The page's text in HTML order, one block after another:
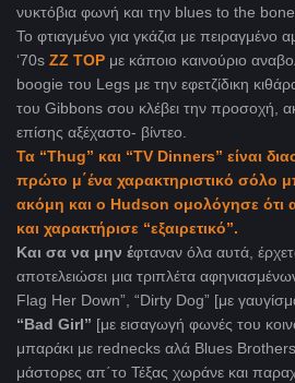
νυκτόβια φωνή και την blues to the
Το φτιαγμένο για γκάζια με πειραγμένο
‘70s ΖΖ ΤOP με κάποιο καινούριο
boogie του Legs με την εφετζίδικη
του Gibbons σου κλέβει την προσοχή,
επίσης αξέχαστο- βίντεο.
Τα “Thug” και “TV Dinners” είναι
πρώτο μ΄ένα χαρακτηριστικό σόλο
ακόμη και ο Hudson ομολόγησε ότι
και χαρακτήρισε “εξαιρετικό”.
Και σα να μην έφταναν όλα αυτά,
αποτελειώσει μια τριπλέτα
Flag Her Down”, “Dirty Dog” [με
“Bad Girl” [με εισαγωγή φωνές του
μπαράκι με rednecks αλά Blues
μάστορες απ΄το Τέξας χωράνε και